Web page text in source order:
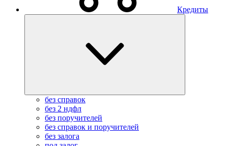
Кредиты
без справок
без 2 ндфл
без поручителей
без справок и поручителей
без залога